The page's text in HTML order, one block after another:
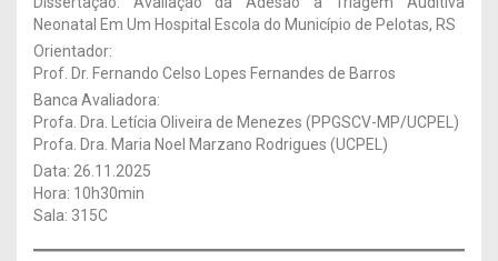
Neonatal Em Um Hospital Escola do Município de Pelotas, RS
Orientador:
Prof. Dr. Fernando Celso Lopes Fernandes de Barros
Banca Avaliadora:
Profa. Dra. Letícia Oliveira de Menezes (PPGSCV-MP/UCPEL)
Profa. Dra. Maria Noel Marzano Rodrigues (UCPEL)
Data: 26.11.2025
Hora: 10h30min
Sala: 315C